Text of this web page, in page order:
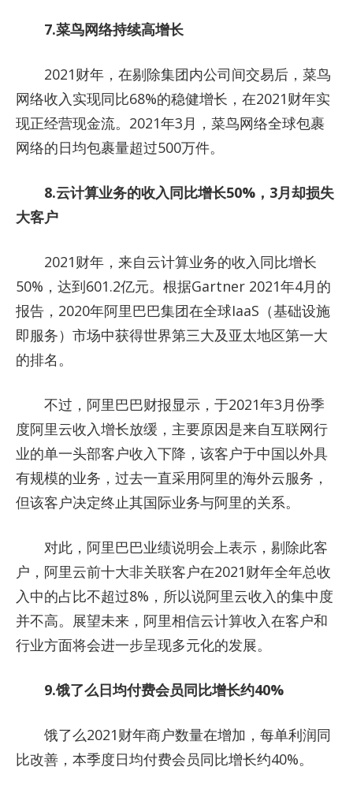
7.菜鸟网络持续高增长
2021财年，在剔除集团内公司间交易后，菜鸟
网络收入实现同比68%的稳健增长，在2021财年实
现正经营现金流。2021年3月，菜鸟网络全球包裹
网络的日均包裹量超过500万件。
8.云计算业务的收入同比增长50%，3月却损失
大客户
2021财年，来自云计算业务的收入同比增长
50%，达到601.2亿元。根据Gartner 2021年4月的
报告，2020年阿里巴巴集团在全球IaaS（基础设施
即服务）市场中获得世界第三大及亚太地区第一大
的排名。
不过，阿里巴巴财报显示，于2021年3月份季
度阿里云收入增长放缓，主要原因是来自互联网行
业的单一头部客户收入下降，该客户于中国以外具
有规模的业务，过去一直采用阿里的海外云服务，
但该客户决定终止其国际业务与阿里的关系。
对此，阿里巴巴业绩说明会上表示，剔除此客
户，阿里云前十大非关联客户在2021财年全年总收
入中的占比不超过8%，所以说阿里云收入的集中度
并不高。展望未来，阿里相信云计算收入在客户和
行业方面将会进一步呈现多元化的发展。
9.饿了么日均付费会员同比增长约40%
饿了么2021财年商户数量在增加，每单利润同
比改善，本季度日均付费会员同比增长约40%。